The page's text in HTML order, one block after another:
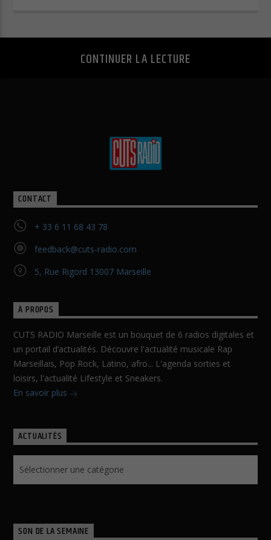
CONTINUER LA LECTURE
CONTACT
+ 33 6 11 68 43 78
feedback@cuts-radio.com
5, Rue Rigord 13007 Marseille
À PROPOS
CUTS RADIO Marseille est un bouquet de 6 radios digitales et
un portail d’actualités. Découvre l'actualité musicale Rap
Marseillais, Pop Rock, Latino, afro... L'agenda sorties et
loisirs, l'actualité Lifestyle et Sneakers.
En savoir plus
ACTUALITÉS
SON DE LA SEMAINE